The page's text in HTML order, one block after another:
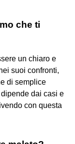
che ti
un chiaro e
suoi confronti,
di semplice
dai casi e
con questa